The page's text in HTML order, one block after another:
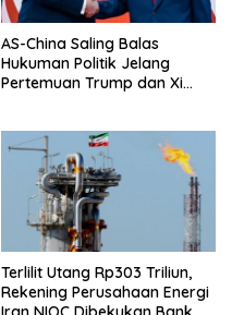
AS-China Saling Balas
Hukuman Politik Jelang
Pertemuan Trump dan Xi
Terlilit Utang Rp303 Triliun,
Rekening Perusahaan Energi